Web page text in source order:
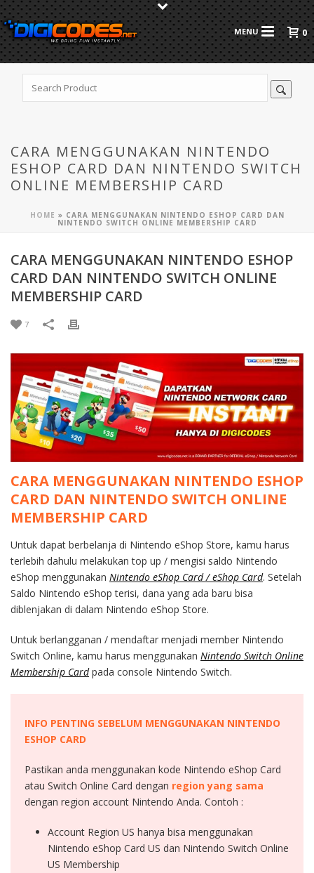
0
CARA MENGGUNAKAN NINTENDO
ESHOP CARD DAN NINTENDO SWITCH
ONLINE MEMBERSHIP CARD
HOME » CARA MENGGUNAKAN NINTENDO ESHOP CARD DAN
NINTENDO SWITCH ONLINE MEMBERSHIP CARD
CARA MENGGUNAKAN NINTENDO ESHOP
CARD DAN NINTENDO SWITCH ONLINE
MEMBERSHIP CARD
7
CARA MENGGUNAKAN NINTENDO ESHOP
CARD DAN NINTENDO SWITCH ONLINE
MEMBERSHIP CARD
Untuk dapat berbelanja di Nintendo eShop Store, kamu harus
terlebih dahulu melakukan top up / mengisi saldo Nintendo
eShop menggunakan Nintendo eShop Card / eShop Card. Setelah
Saldo Nintendo eShop terisi, dana yang ada baru bisa
diblenjakan di dalam Nintendo eShop Store.
Untuk berlangganan / mendaftar menjadi member Nintendo
Switch Online, kamu harus menggunakan Nintendo Switch Online
Membership Cardpada console Nintendo Switch.
INFO PENTING SEBELUM MENGGUNAKAN NINTENDO
ESHOP CARD
Pastikan anda menggunakan kode Nintendo eShop Card
atau Switch Online Card dengan region yang sama
dengan region account Nintendo Anda. Contoh :
Account Region US hanya bisa menggunakan
Nintendo eShop Card US dan Nintendo Switch Online
US Membership